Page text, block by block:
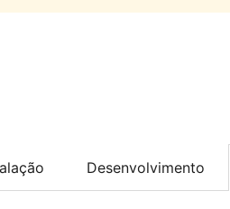
Desenvolvimento